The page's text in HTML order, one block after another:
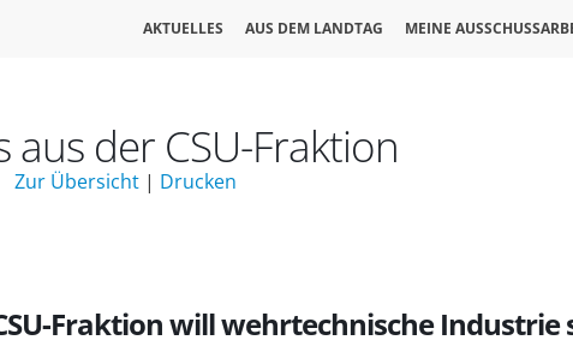
AKTUELLES AUS DEM LANDTAG MEINE
aus der CSU-Fraktion
Zur Übersicht| Drucken
Fraktion will wehrtechnische Industrie